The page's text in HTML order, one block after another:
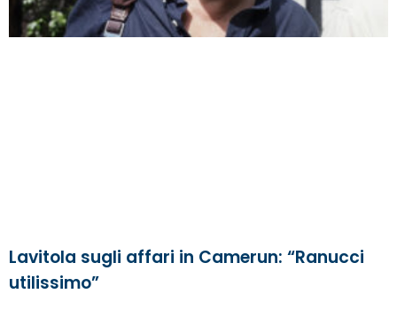
Lavitola sugli affari in Camerun: “Ranucci
utilissimo”